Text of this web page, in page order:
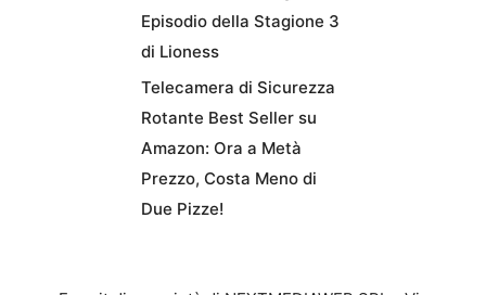
Episodio della Stagione 3
di Lioness
Telecamera di Sicurezza
Rotante Best Seller su
Amazon: Ora a Metà
Prezzo, Costa Meno di
Due Pizze!